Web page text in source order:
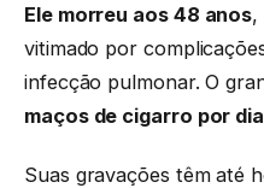
Ele morreu aos 48 anos,
vitimado por
infecção pulmonar. O
maços de cigarro por dia
Suas gravações têm até